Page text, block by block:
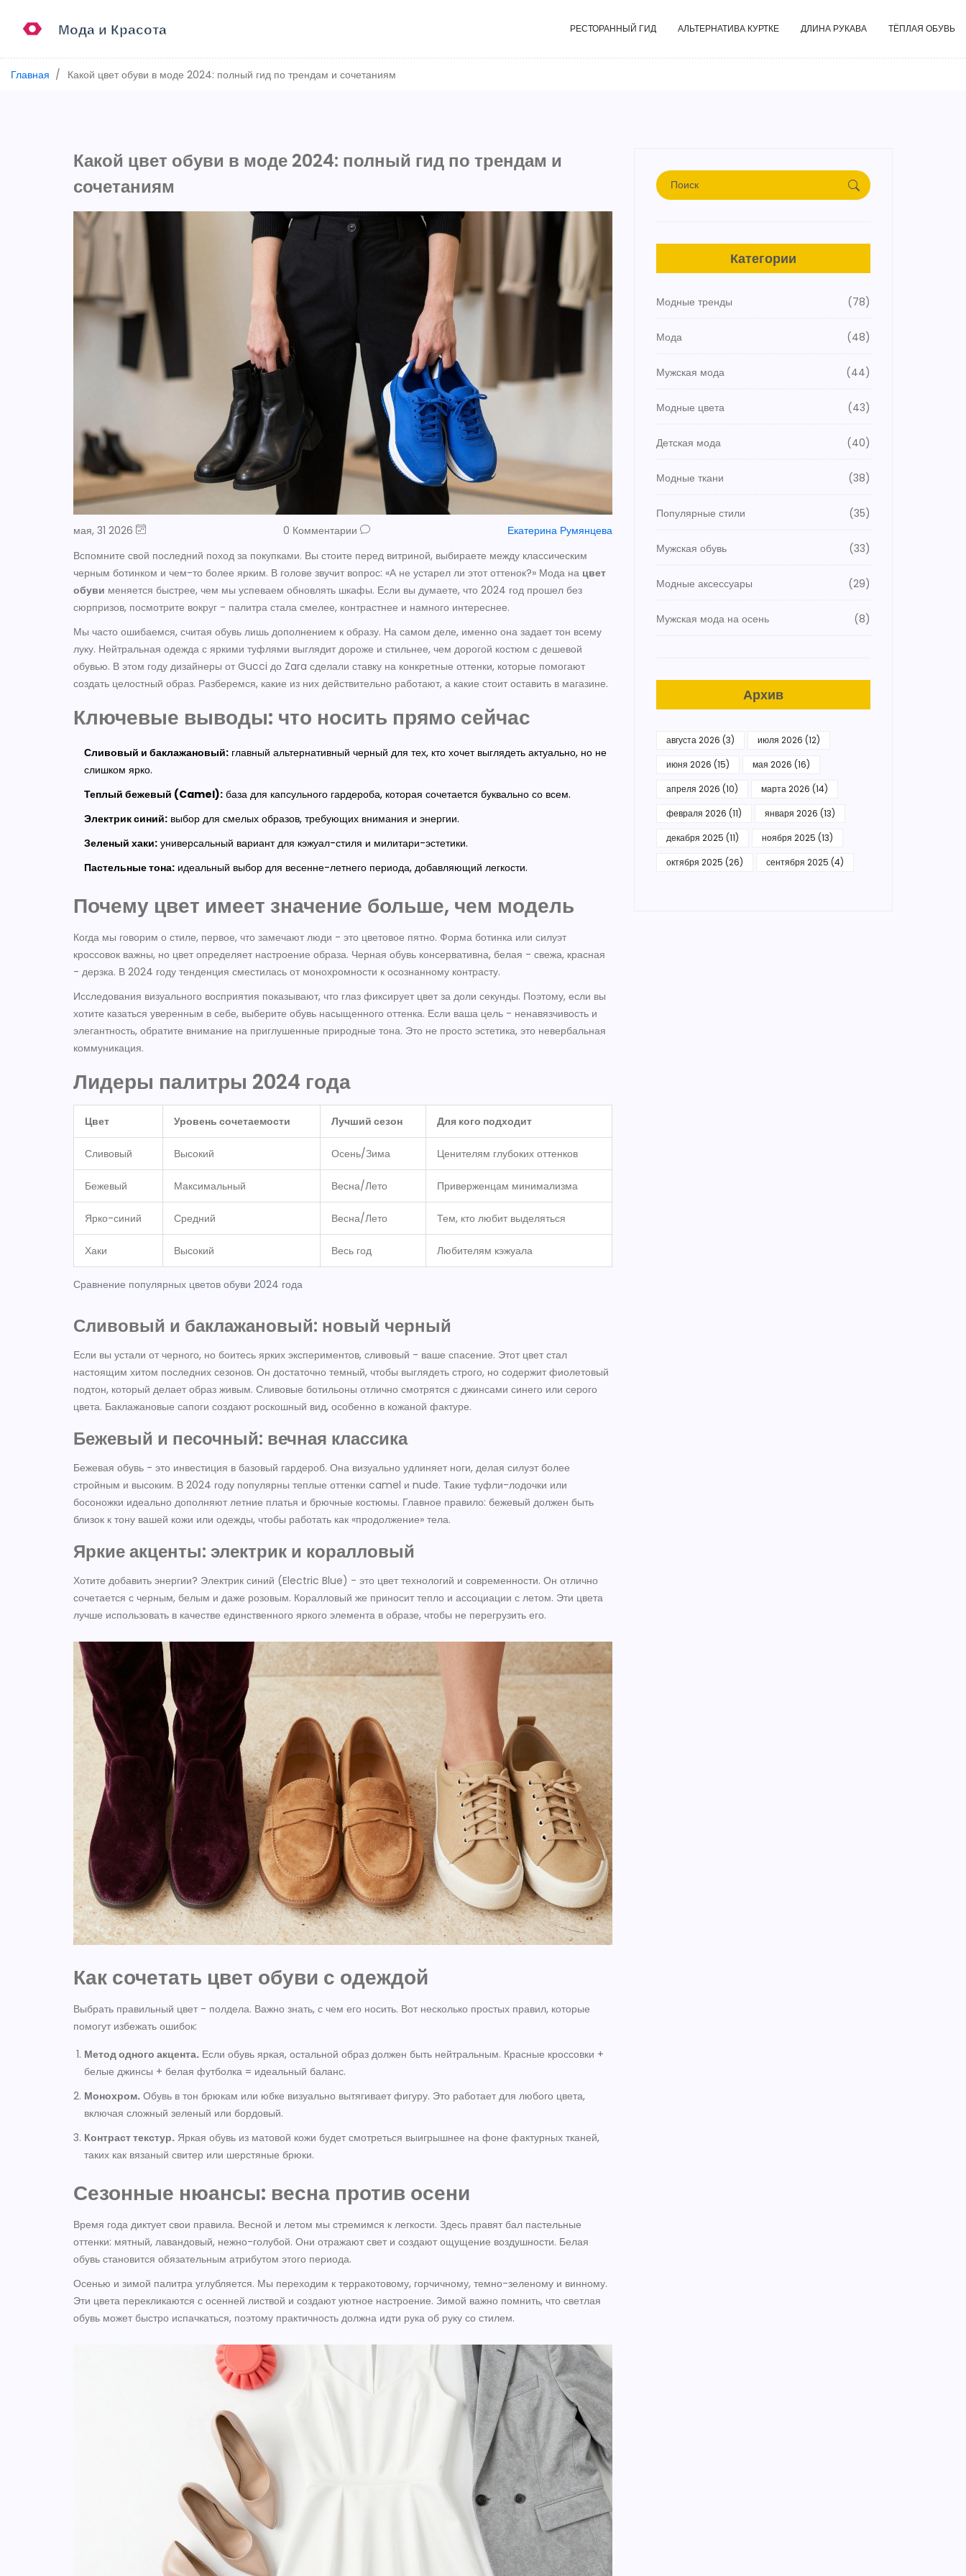
РЕСТОРАННЫЙ ГИД АЛЬТЕРНАТИВА КУРТКЕ ДЛИНА РУКАВА ТЁПЛАЯ ОБУВЬ
Главная Какой цвет обуви в моде 2024: полный гид по трендам и сочетаниям
Какой цвет обуви в моде 2024: полный гид по трендам и
сочетаниям
мая, 31 2026 0 Комментарии
Екатерина Румянцева
Вспомните свой последний поход за покупками. Вы стоите перед витриной, выбираете между классическим
черным ботинком и чем-то более ярким. В голове звучит вопрос: «А не устарел ли этот оттенок?» Мода на цвет
обуви меняется быстрее, чем мы успеваем обновлять шкафы. Если вы думаете, что 2024 год прошел без
сюрпризов, посмотрите вокруг - палитра стала смелее, контрастнее и намного интереснее.
Мы часто ошибаемся, считая обувь лишь дополнением к образу. На самом деле, именно она задает тон всему
луку. Нейтральная одежда с яркими туфлями выглядит дороже и стильнее, чем дорогой костюм с дешевой
обувью. В этом году дизайнеры от Gucci до Zara сделали ставку на конкретные оттенки, которые помогают
создать целостный образ. Разберемся, какие из них действительно работают, а какие стоит оставить в магазине.
Ключевые выводы: что носить прямо сейчас
Сливовый и баклажановый: главный альтернативный черный для тех, кто хочет выглядеть актуально, но не
слишком ярко.
Теплый бежевый (Camel): база для капсульного гардероба, которая сочетается буквально со всем.
Электрик синий: выбор для смелых образов, требующих внимания и энергии.
Зеленый хаки: универсальный вариант для кэжуал-стиля и милитари-эстетики.
Пастельные тона: идеальный выбор для весенне-летнего периода, добавляющий легкости.
Почему цвет имеет значение больше, чем модель
Когда мы говорим о стиле, первое, что замечают люди - это цветовое пятно. Форма ботинка или силуэт
кроссовок важны, но цвет определяет настроение образа. Черная обувь консервативна, белая - свежа, красная
- дерзка. В 2024 году тенденция сместилась от монохромности к осознанному контрасту.
Исследования визуального восприятия показывают, что глаз фиксирует цвет за доли секунды. Поэтому, если вы
хотите казаться уверенным в себе, выберите обувь насыщенного оттенка. Если ваша цель - ненавязчивость и
элегантность, обратите внимание на приглушенные природные тона. Это не просто эстетика, это невербальная
коммуникация.
Лидеры палитры 2024 года
Сравнение популярных цветов обуви 2024 года
Цвет Уровень сочетаемости Лучший сезон Для кого подходит
Сливовый Высокий Осень/Зима Ценителям глубоких оттенков
Бежевый Максимальный Весна/Лето Приверженцам минимализма
Ярко-синий Средний Весна/Лето Тем, кто любит выделяться
Хаки Высокий Весь год Любителям кэжуала
Сливовый и баклажановый: новый черный
Если вы устали от черного, но боитесь ярких экспериментов, сливовый - ваше спасение. Этот цвет стал
настоящим хитом последних сезонов. Он достаточно темный, чтобы выглядеть строго, но содержит фиолетовый
подтон, который делает образ живым. Сливовые ботильоны отлично смотрятся с джинсами синего или серого
цвета. Баклажановые сапоги создают роскошный вид, особенно в кожаной фактуре.
Бежевый и песочный: вечная классика
Бежевая обувь - это инвестиция в базовый гардероб. Она визуально удлиняет ноги, делая силуэт более
стройным и высоким. В 2024 году популярны теплые оттенки camel и nude. Такие туфли-лодочки или
босоножки идеально дополняют летние платья и брючные костюмы. Главное правило: бежевый должен быть
близок к тону вашей кожи или одежды, чтобы работать как «продолжение» тела.
Яркие акценты: электрик и коралловый
Хотите добавить энергии? Электрик синий (Electric Blue) - это цвет технологий и современности. Он отлично
сочетается с черным, белым и даже розовым. Коралловый же приносит тепло и ассоциации с летом. Эти цвета
лучше использовать в качестве единственного яркого элемента в образе, чтобы не перегрузить его.
Как сочетать цвет обуви с одеждой
Выбрать правильный цвет - полдела. Важно знать, с чем его носить. Вот несколько простых правил, которые
помогут избежать ошибок:
Метод одного акцента. Если обувь яркая, остальной образ должен быть нейтральным. Красные кроссовки +
белые джинсы + белая футболка = идеальный баланс.
Монохром. Обувь в тон брюкам или юбке визуально вытягивает фигуру. Это работает для любого цвета,
включая сложный зеленый или бордовый.
Контраст текстур. Яркая обувь из матовой кожи будет смотреться выигрышнее на фоне фактурных тканей,
таких как вязаный свитер или шерстяные брюки.
Сезонные нюансы: весна против осени
Время года диктует свои правила. Весной и летом мы стремимся к легкости. Здесь правят бал пастельные
оттенки: мятный, лавандовый, нежно-голубой. Они отражают свет и создают ощущение воздушности. Белая
обувь становится обязательным атрибутом этого периода.
Осенью и зимой палитра углубляется. Мы переходим к терракотовому, горчичному, темно-зеленому и винному.
Эти цвета перекликаются с осенней листвой и создают уютное настроение. Зимой важно помнить, что светлая
обувь может быстро испачкаться, поэтому практичность должна идти рука об руку со стилем.
Категории
Модные тренды (78)
Мода (48)
Мужская мода (44)
Модные цвета (43)
Детская мода (40)
Модные ткани (38)
Популярные стили (35)
Мужская обувь (33)
Модные аксессуары (29)
Мужская мода на осень (8)
Архив
августа 2026 (3) июля 2026 (12)
июня 2026 (15) мая 2026 (16)
апреля 2026 (10) марта 2026 (14)
февраля 2026 (11) января 2026 (13)
декабря 2025 (11) ноября 2025 (13)
октября 2025 (26) сентября 2025 (4)